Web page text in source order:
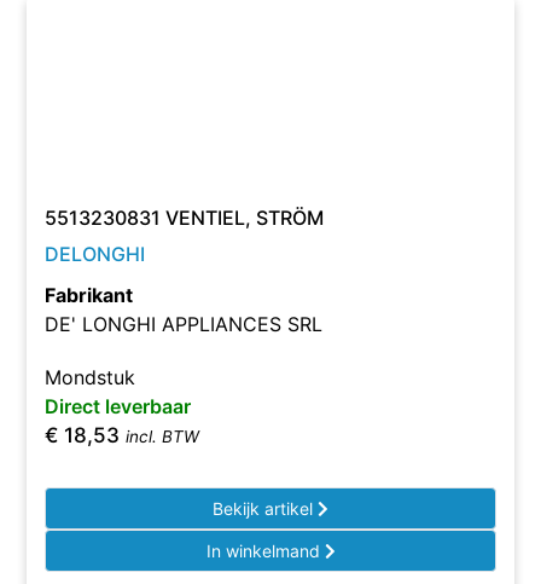
5513230831 VENTIEL, STRÖM
DELONGHI
Fabrikant
DE' LONGHI APPLIANCES SRL
Mondstuk
Direct leverbaar
€ 18,53 incl. BTW
Bekijk artikel
In winkelmand